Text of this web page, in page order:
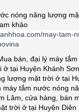
nóng năng lượng
khảo
may-tam-
bán, đại lý máy
ở tại Huyện Khánh
lượng mặt trời ở tại
máy tắm nước nóng
Lâm, cửa hàng, bán
trời ở tại Huyện Diên